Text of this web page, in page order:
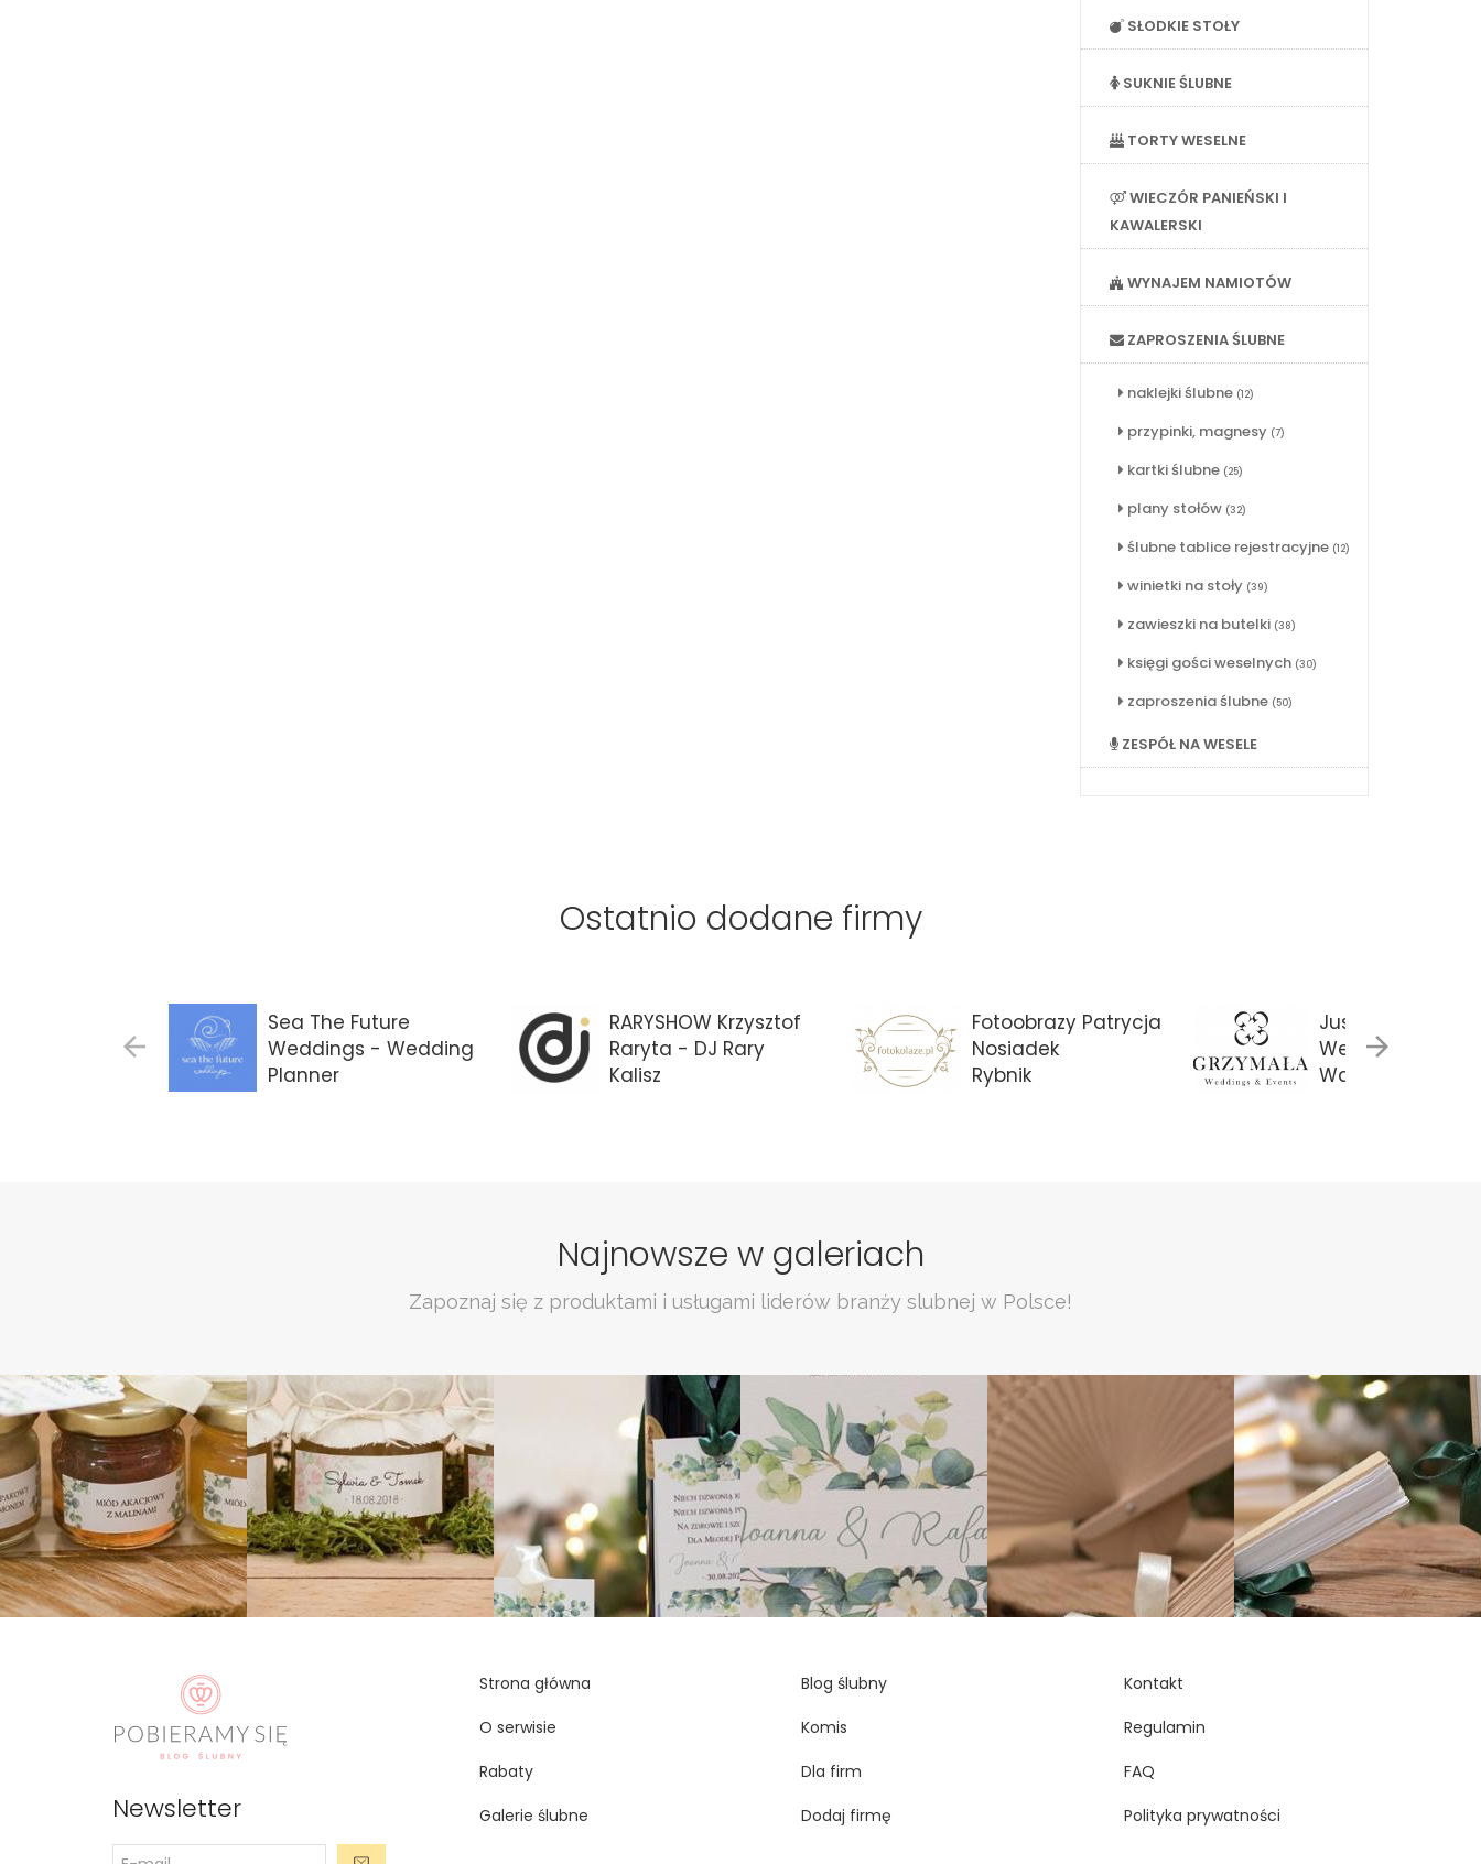
SŁODKIE STOŁY
SUKNIE ŚLUBNE
TORTY WESELNE
WIECZÓR PANIEŃSKI I
KAWALERSKI
WYNAJEM NAMIOTÓW
ZAPROSZENIA ŚLUBNE
naklejki ślubne (12)
przypinki, magnesy (7)
kartki ślubne (25)
plany stołów (32)
ślubne tablice rejestracyjne (12)
winietki na stoły (39)
zawieszki na butelki (38)
księgi gości weselnych (30)
zaproszenia ślubne (50)
ZESPÓŁ NA WESELE
Ostatnio dodane firmy
Sea The Future
Weddings - Wedding
Planner
RARYSHOW Krzysztof
Raryta - DJ Rary
Kalisz
Fotoobrazy Patrycja
Nosiadek
Rybnik
Justyna
Weddings &
Warszawa
Najnowsze w galeriach
Zapoznaj się z produktami i usługami liderów branży slubnej w Polsce!
Newsletter
Strona główna
O serwisie
Rabaty
Galerie ślubne
Blog ślubny
Komis
Dla firm
Dodaj firmę
Kontakt
Regulamin
FAQ
Polityka prywatności